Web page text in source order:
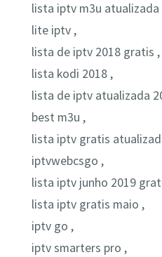
lista iptv m3u
lite iptv ,
lista de iptv 2018 gratis ,
lista kodi 2018 ,
lista de iptv atualizada
best m3u ,
lista iptv gratis
iptvwebcsgo ,
lista iptv junho 2019
lista iptv gratis maio ,
iptv go ,
iptv smarters pro ,